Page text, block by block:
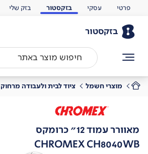
פרטי עסקי בזקסטור בזק שלי
בזקסטור
מוצרי חשמל ציוד לבית ולעבודה מרחוק
מאוורר עמוד 12" כרומקס
CHROMEX CH8040WB